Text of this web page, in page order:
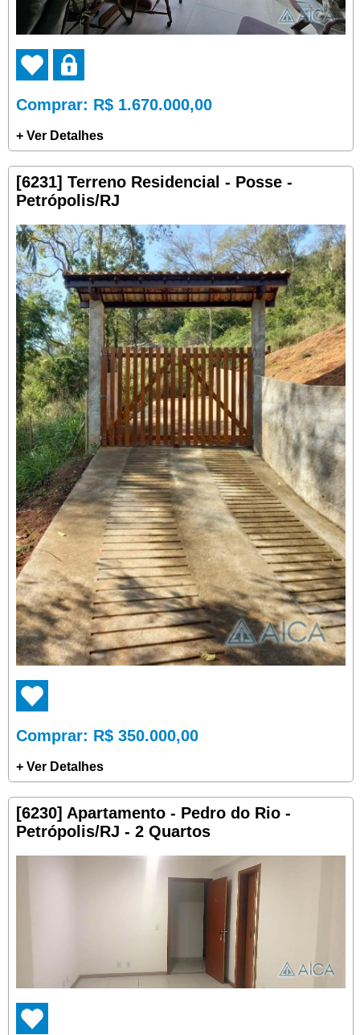
Comprar: R$ 1.670.000,00
+ Ver Detalhes
[6231] Terreno Residencial - Posse -
Petrópolis/RJ
Comprar: R$ 350.000,00
+ Ver Detalhes
[6230] Apartamento - Pedro do Rio -
Petrópolis/RJ - 2 Quartos